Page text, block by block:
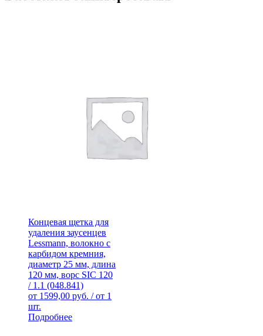
Концевая щетка для
удаления заусенцев
Lessmann, волокно с
карбидом кремния,
диаметр 25 мм, длина
120 мм, ворс SIC 120
/ 1.1 (048.841)
от 1599,00 руб. / от 1
шт.
Подробнее